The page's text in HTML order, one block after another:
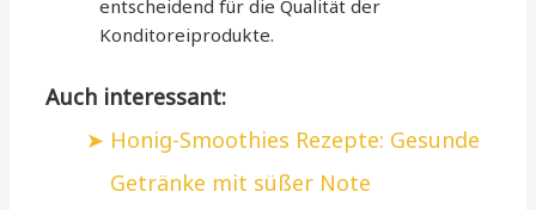
entscheidend für die Qualität der
Konditoreiprodukte.
Auch interessant:
Honig-Smoothies Rezepte: Gesunde
Getränke mit süßer Note